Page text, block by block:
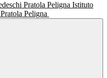
Istituto
Pratola Peligna